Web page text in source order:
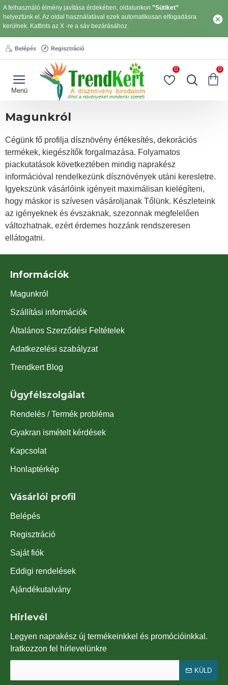
A felhasználó élmény javítása érdekében, oldalunkon ”Sütiket”
helyeztünk el. Az oldal használatával ezek automatikusan elfogadásra
kerülnek. Kattints az X -re a sáv bezárásához.
Belépés Regisztráció
0 0
Magunkról
Cégünk fő profilja dísznövény értékesítés, dekorációs
termékek, kiegészítők forgalmazása. Folyamatos
piackutatások következtében mindig naprakész
információval rendelkezünk dísznövények utáni keresletre.
Igyekszünk vásárlóink igényeit maximálisan kielégíteni,
hogy máskor is szívesen vásároljanak Tőlünk. Készleteink
az igényeknek és évszaknak, szezonnak megfelelően
változhatnak, ezért érdemes hozzánk rendszeresen
ellátogatni.
Információk
Magunkról
Szállítási információk
Általános Szerződési Feltételek
Adatkezelési szabályzat
Trendkert Blog
Ügyfélszolgálat
Rendelés / Termék probléma
Gyakran ismételt kérdések
Kapcsolat
Honlaptérkép
Vásárlói profil
Belépés
Regisztráció
Saját fiók
Eddigi rendelések
Ajándékutalvány
Hirlevél
Legyen naprakész új termékeinkkel és promócióinkkal.
Iratkozzon fel hírlevelünkre
KÜLD